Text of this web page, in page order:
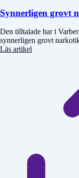
Synnerligen grovt
Den tilltalade har i
synnerligen grovt
Läs artikel